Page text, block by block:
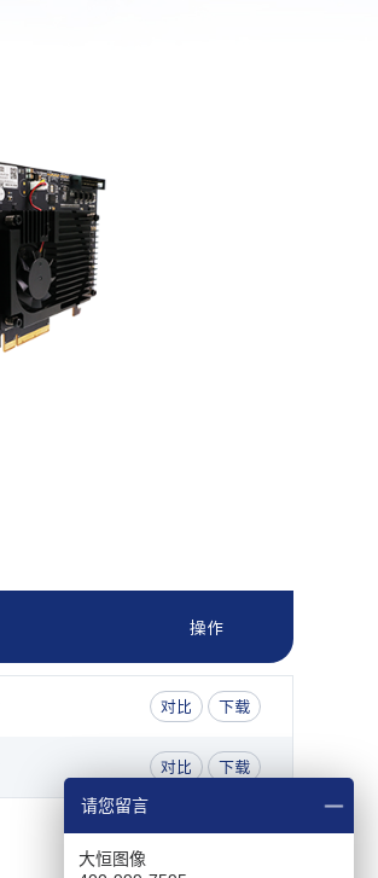
操作
对比 下载
对比 下载
请您留言
大恒图像